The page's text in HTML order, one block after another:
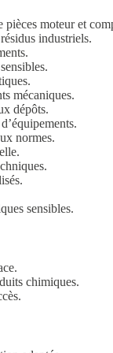
pièces moteur et
industriels.
mécaniques.
dépôts.
normes.
sensibles.
chimiques.